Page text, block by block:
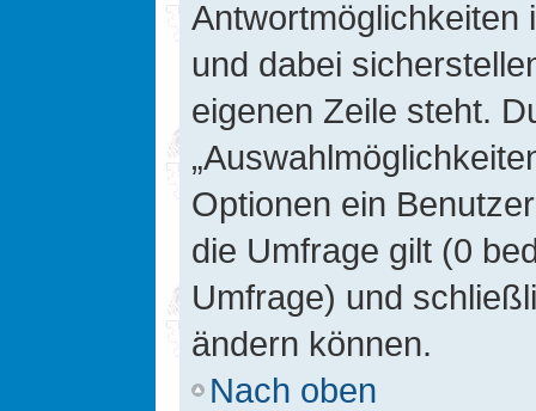
Antwortmöglichkeiten
und dabei
eigenen Zeile steht.
Optionen ein
die Umfrage gilt (0
Umfrage) und
ändern können.
Nach oben